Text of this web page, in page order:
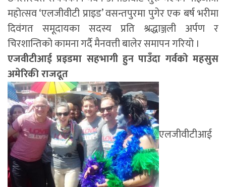
महोत्सव ‘एलजीवीटी प्राइड’ वसन्तपुरमा पुगेर एक बर्ष भरीमा
दिवंगत समूदायका सदस्य प्रति श्रद्धाञ्जली अर्पण र
चिरशान्तिको कामना गर्दै मैनवत्ती बालेर समापन गरियो ।
एजवीटीआई प्रइडमा सहभागी हुन पाउँदा गर्वको महसुस
अमेरिकी राजदूत
एलजीवीटीआई